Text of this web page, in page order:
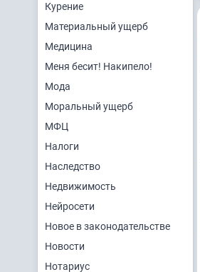
Курение
Материальный ущерб
Медицина
Меня бесит! Накипело!
Мода
Моральный ущерб
МФЦ
Налоги
Наследство
Недвижимость
Нейросети
Новое в законодательстве
Новости
Нотариус